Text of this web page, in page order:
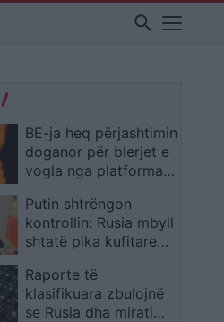
search
BE-ja heq përjashtimin
doganor për blerjet e
vogla nga platformat
Putin shtrëngon
kontrollin: Rusia mbyll
shtatë pika kufitare
mbeten të paqarta
Raporte të
klasifikuara zbulojnë
se Rusia dha miratimin